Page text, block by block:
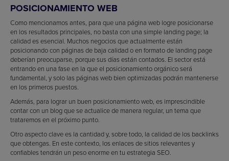
POSICIONAMIENTO WEB
Como mencionamos antes, para que una página web logre posicionarse
en los resultados principales, no basta con una simple landing page; la
calidad es esencial. Muchos negocios que actualmente están
posicionando con páginas de baja calidad o en formato de landing page
deberían preocuparse, porque sus días están contados. El sector está
entrando en una fase en la que el posicionamiento orgánico será
fundamental, y solo las páginas web bien optimizadas podrán mantenerse
en los primeros puestos.
Además, para lograr un buen posicionamiento web, es imprescindible
contar con un blog que se actualice de manera regular, un tema que
trataremos en el próximo punto.
Otro aspecto clave es la cantidad y, sobre todo, la calidad de los backlinks
que obtengas. En este contexto, los enlaces de sitios relevantes y
confiables tendrán un peso enorme en tu estrategia SEO.